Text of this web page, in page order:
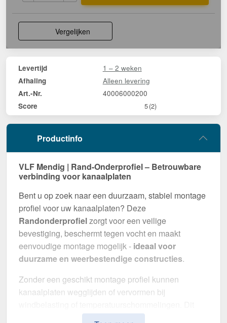
Vergelijken
Levertijd 1 – 2 weken
Afhaling Alleen levering
Art.-Nr. 40006000200
Score 5(2)
Productinfo
VLF Mendig | Rand-Onderprofiel – Betrouwbare
verbinding voor kanaalplaten
Bent u op zoek naar een duurzaam, stabiel montage
profiel voor uw kanaalplaten? Deze
Randonderprofielzorgt voor een veilige
bevestiging, beschermt tegen vocht en maakt
eenvoudige montage mogelijk - ideaal voor
duurzame en weerbestendige constructies.
Zonder een geschikt montage profiel kunnen
kanaalplaten wegglijden of vervormen bij
profiel zorgt voor eenstabiele, flexibele en visueel